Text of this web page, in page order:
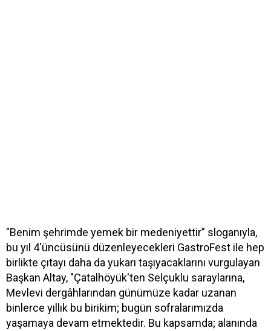
"Benim şehrimde yemek bir medeniyettir” sloganıyla,
bu yıl 4'üncüsünü düzenleyecekleri GastroFest ile hep
birlikte çıtayı daha da yukarı taşıyacaklarını vurgulayan
Başkan Altay, "Çatalhöyük'ten Selçuklu saraylarına,
Mevlevi dergâhlarından günümüze kadar uzanan
binlerce yıllık bu birikim; bugün sofralarımızda
yaşamaya devam etmektedir. Bu kapsamda; alanında